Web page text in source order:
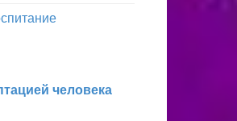
человека